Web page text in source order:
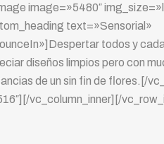
image=»5480″
text=»Sensorial»
todos y
diseños limpios pero con
de un sin fin de flores.[/
vc_column_inner][/